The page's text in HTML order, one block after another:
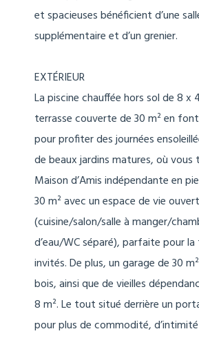
et spacieuses bénéficient d’une
supplémentaire et d’un grenier.
EXTÉRIEUR
La piscine chauffée hors sol de 8 x
terrasse couverte de 30 m² en
pour profiter des journées
de beaux jardins matures, où vous
Maison d’Amis indépendante en
30 m² avec un espace de vie ouvert
(cuisine/salon/salle à manger/
d’eau/WC séparé), parfaite pour
invités. De plus, un garage de 30
bois, ainsi que de vieilles
8 m². Le tout situé derrière un
pour plus de commodité,